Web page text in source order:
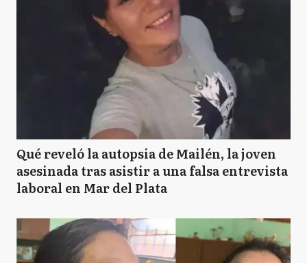
Qué reveló la autopsia de Mailén, la joven
asesinada tras asistir a una falsa entrevista
laboral en Mar del Plata